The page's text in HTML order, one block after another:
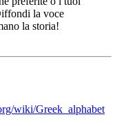
la voce
la storia!
wiki/Greek_alphabet